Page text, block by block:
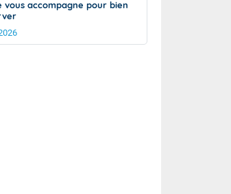
vous accompagne pour bien